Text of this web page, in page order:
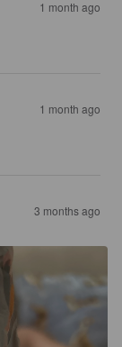
1 month ago
1 month ago
3 months ago